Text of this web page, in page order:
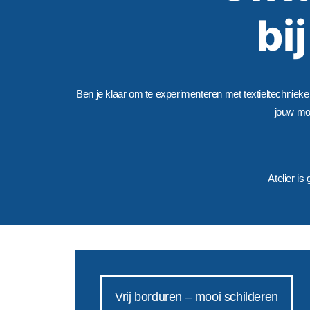
Ben je klaar om te experimenteren met
jouw
Atelier is
Vrij borduren – mooi schilderen